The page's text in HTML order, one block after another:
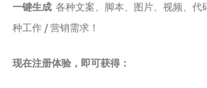
一键生成 各种文案、脚本、图片、视频、代
种工作 / 营销需求！
现在注册体验，即可获得：